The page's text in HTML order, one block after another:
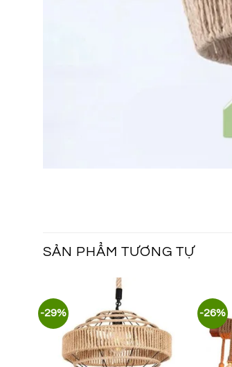
SẢN PHẨM TƯƠNG TỰ
-29% -26%